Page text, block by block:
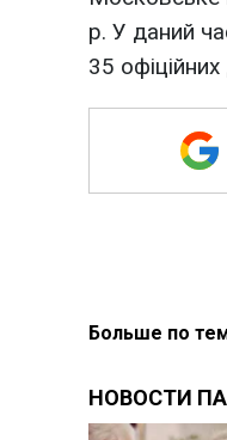
р. У даний
35 офіційних
Больше по